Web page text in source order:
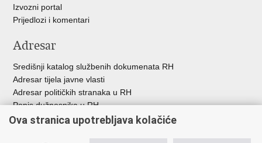
Izvozni portal
Prijedlozi i komentari
Adresar
Središnji katalog službenih dokumenata RH
Adresar tijela javne vlasti
Adresar političkih stranaka u RH
Popis dužnosnika u RH
Besplatni telefoni javne uprave
Ova stranica upotrebljava kolačiće